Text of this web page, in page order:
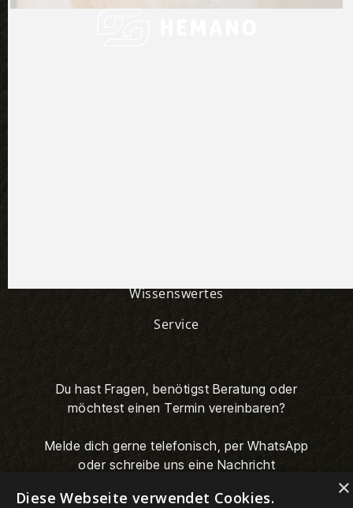
Wissenswertes
Service
Du hast Fragen, benötigst Beratung oder
möchtest einen Termin vereinbaren?
Melde dich gerne telefonisch, per WhatsApp
oder schreibe uns eine Nachricht
×
Diese Webseite verwendet Cookies.